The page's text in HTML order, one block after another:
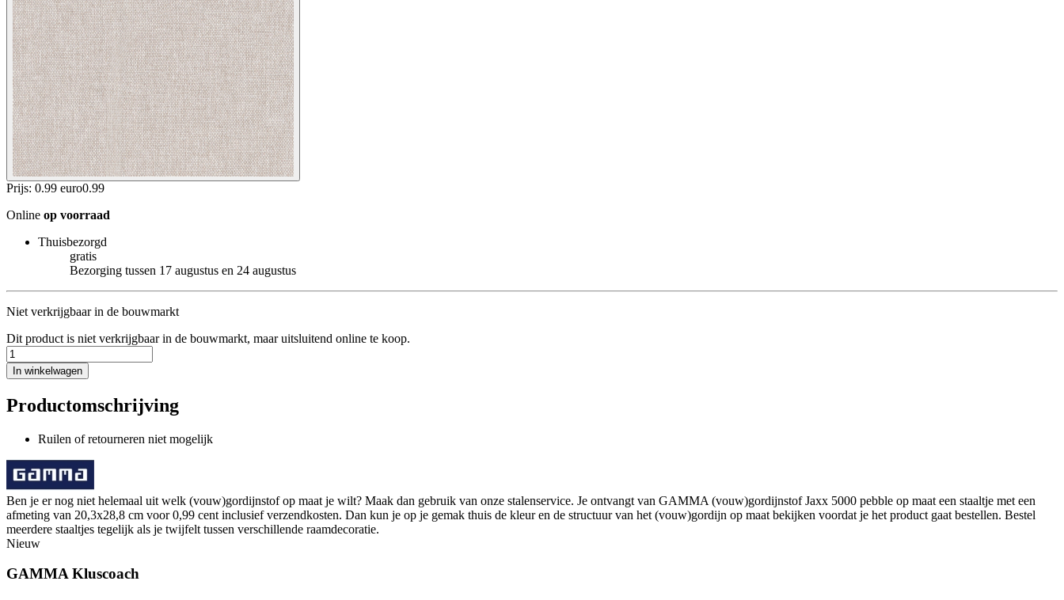
Prijs: 0.99 euro0.99
Online op voorraad
Thuisbezorgd
gratis
Bezorging tussen 17 augustus en 24 augustus
Niet verkrijgbaar in de bouwmarkt
Dit product is niet verkrijgbaar in de bouwmarkt, maar uitsluitend online te koop.
In winkelwagen
Productomschrijving
Ruilen of retourneren niet mogelijk
Ben je er nog niet helemaal uit welk (vouw)gordijnstof op maat je wilt? Maak dan gebruik van onze stalenservice. Je ontvangt van GAMMA (vouw)gordijnstof Jaxx 5000 pebble op maat een staaltje met een
afmeting van 20,3x28,8 cm voor 0,99 cent inclusief verzendkosten. Dan kun je op je gemak thuis de kleur en de structuur van het (vouw)gordijn op maat bekijken voordat je het product gaat bestellen. Bestel
meerdere staaltjes tegelijk als je twijfelt tussen verschillende raamdecoratie.
Nieuw
GAMMA Kluscoach